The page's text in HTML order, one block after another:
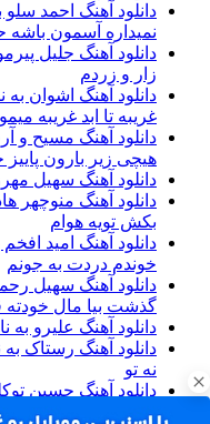
دانلود آهنگ احمد
نمیداره آسمون باشه
دانلود آهنگ جلیل
زار و زردم
دانلود آهنگ اشوان
غریبه تا ابد غریبه
هیچی زیر بارون
دانلود آهنگ سهیل
دانلود آهنگ منوچهر
بکش تویه هوام
دانلود آهنگ امید
خوندم دردت به جونم
دانلود آهنگ سهیل
گذشت بیا مال
دانلود آهنگ علیرو
دانلود آهنگ رستاک
نه تو
دانلود آهنگ حسین